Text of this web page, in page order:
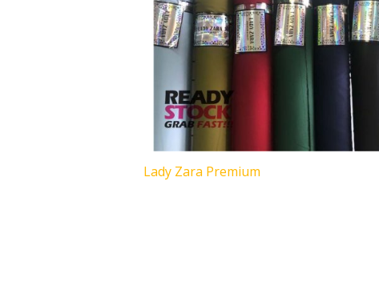
Lady Zara Premium